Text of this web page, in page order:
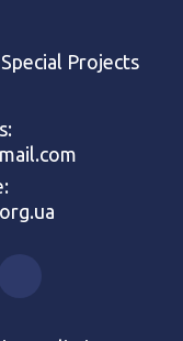
Special Projects